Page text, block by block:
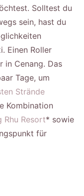
Solltest du
sein, hast du
Einen Roller
in Cenang. Das
Tage, um
Strände
Kombination
Rhu Resort* sowie
für